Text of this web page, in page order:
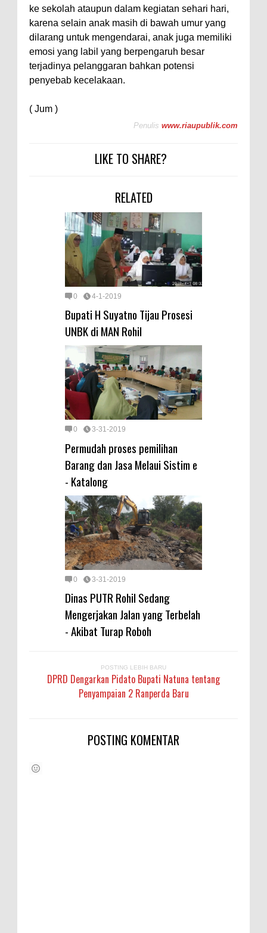
ke sekolah ataupun dalam kegiatan sehari hari,
karena selain anak masih di bawah umur yang
dilarang untuk mengendarai, anak juga memiliki
emosi yang labil yang berpengaruh besar
terjadinya pelanggaran bahkan potensi
penyebab kecelakaan.
( Jum )
Penulis www.riaupublik.com
LIKE TO SHARE?
RELATED
0 4-1-2019
Bupati H Suyatno Tijau Prosesi
UNBK di MAN Rohil
0 3-31-2019
Permudah proses pemilihan
Barang dan Jasa Melaui Sistim e
- Katalong
0 3-31-2019
Dinas PUTR Rohil Sedang
Mengerjakan Jalan yang Terbelah
- Akibat Turap Roboh
POSTING LEBIH BARU
DPRD Dengarkan Pidato Bupati Natuna tentang
Penyampaian 2 Ranperda Baru
POSTING KOMENTAR